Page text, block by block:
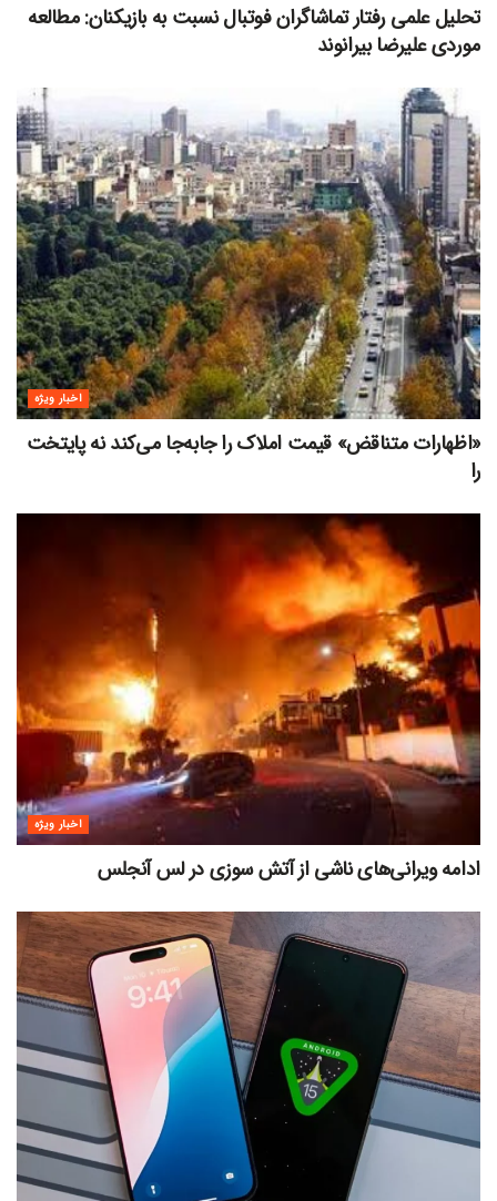
تحلیل علمی رفتار تماشاگران فوتبال نسبت به بازیکنان: مطالعه
موردی علیرضا بیرانوند
اخبار ویژه
«اظهارات متناقض» قیمت‌ املاک را جابه‌جا می‌کند نه پایتخت
را
اخبار ویژه
ادامه ویرانی‌های ناشی از آتش سوزی در لس آنجلس